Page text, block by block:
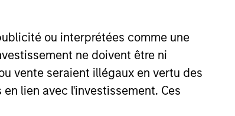
ou interprétées comme une
ne doivent être ni
vente seraient illégaux en vertu des
lien avec l'investissement. Ces
et l’efficience
entreprises qui sont des
Cette fonds tient également
diversité, de l'équité et de